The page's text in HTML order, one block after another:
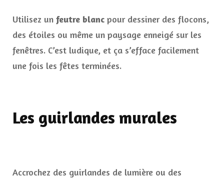
Utilisez un feutre blanc pour dessiner des flocons,
des étoiles ou même un paysage enneigé sur les
fenêtres. C’est ludique, et ça s’efface facilement
une fois les fêtes terminées.
Les guirlandes murales
Accrochez des guirlandes de lumière ou des